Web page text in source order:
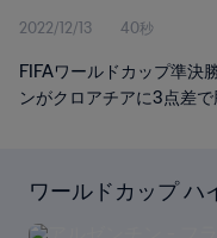
2022/12/13 40秒
FIFAワールドカップ準決
ンがクロアチアに3点差で
ワールドカップ ハ